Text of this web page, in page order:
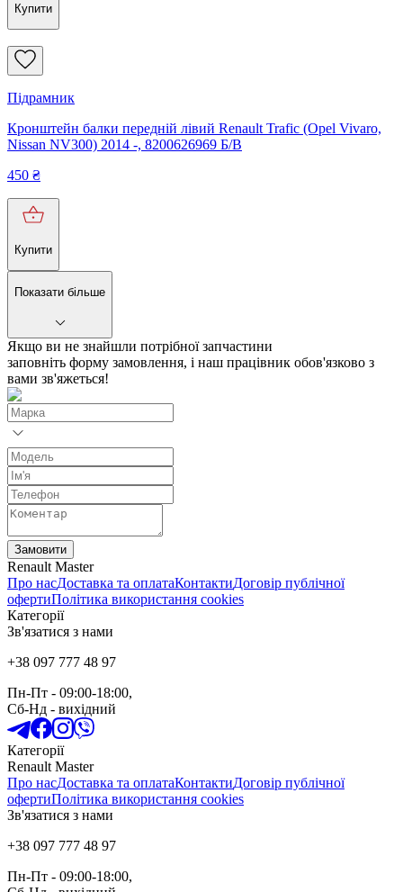
Купити
Підрамник
Кронштейн балки передній лівий Renault Trafic (Opel Vivaro,
Nissan NV300) 2014 -, 8200626969 Б/В
450 ₴
Купити
Показати більше
Якщо ви не знайшли потрібної запчастини
заповніть форму замовлення, і наш працівник обов'язково з
вами зв'яжеться!
Замовити
Renault Master
Про насДоставка та оплатаКонтактиДоговір публічної
офертиПолітика використання cookies
Категорії
Зв'язатися з нами
+38 097 777 48 97
Пн-Пт - 09:00-18:00,
Сб-Нд - вихідний
Категорії
Renault Master
Про насДоставка та оплатаКонтактиДоговір публічної
офертиПолітика використання cookies
Зв'язатися з нами
+38 097 777 48 97
Пн-Пт - 09:00-18:00,